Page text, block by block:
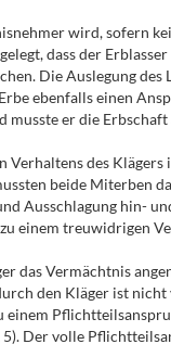
wird, sofern
dass der
Die Auslegung des
ebenfalls einen
er die
des
beide Miterben
Ausschlagung hin-
einem treuwidrigen
das Vermächtnis
den Kläger ist
Der volle